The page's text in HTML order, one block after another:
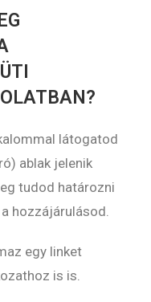
látogatod
ablak jelenik
tudod határozni
hozzájárulásod.
egy linket
is is.